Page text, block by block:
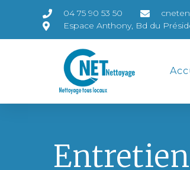
04 75 90 53 50
Espace Anthony, Bd du